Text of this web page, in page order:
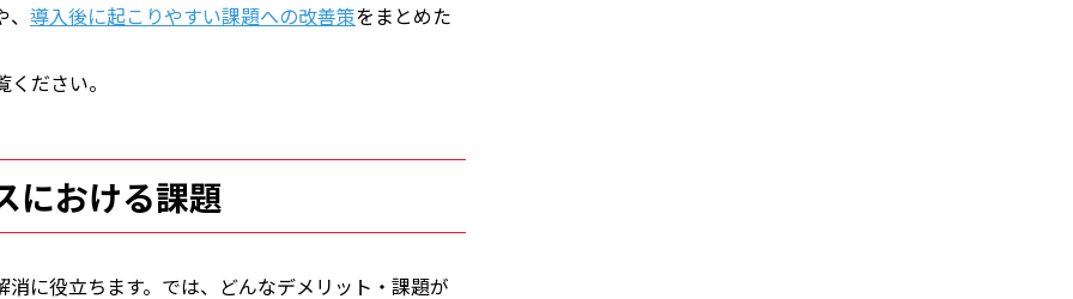
導入後に起こりやすい課題への改善策をまとめた
ださい。
における課題
に役立ちます。では、どんなデメリット・課題が